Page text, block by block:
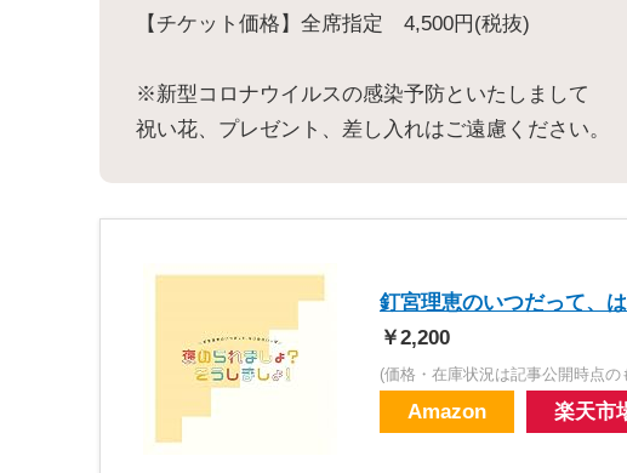
【チケット価格】全席指定 4,500円(税抜)
※新型コロナウイルスの感染予防といたしまして
祝い花、プレゼント、差し入れはご遠慮ください。
釘宮理恵のいつだって、
￥2,200
(価格・在庫状況は記事公開時点の
Amazon 楽天市